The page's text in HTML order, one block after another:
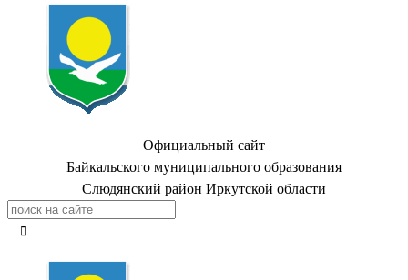
Официальный сайт
Байкальского муниципального образования
Слюдянский район Иркутской области